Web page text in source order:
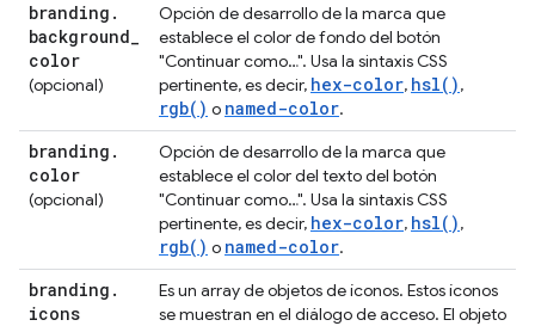
branding .
background_
color
(opcional)
Opción de desarrollo de la marca que
establece el color de fondo del botón
"Continuar como…". Usa la sintaxis CSS
pertinente, es decir, hex-color, hsl(),
rgb() o named-color.
branding .
color
(opcional)
Opción de desarrollo de la marca que
establece el color del texto del botón
"Continuar como…". Usa la sintaxis CSS
pertinente, es decir, hex-color, hsl(),
rgb() o named-color.
branding .
icons
Es un array de objetos de íconos. Estos íconos
se muestran en el diálogo de acceso. El objeto